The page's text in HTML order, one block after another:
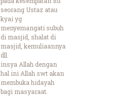
seorang Ustaz atau
kyai yg
menyemangati subuh
di masjid, shalat di
masjid, kemuliaannya
dll.
insya Allah dengan
hal ini Allah swt akan
membuka hidayah
bagi masyaraat.